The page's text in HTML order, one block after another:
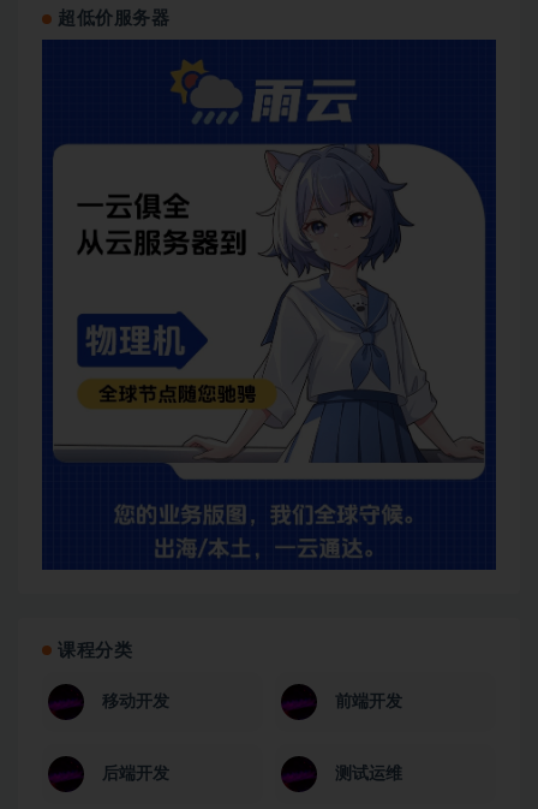
超低价服务器
课程分类
移动开发 前端开发
后端开发 测试运维